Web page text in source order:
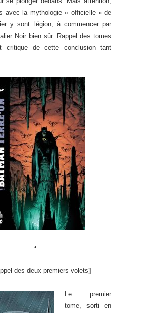
avec la mythologie « officielle » de
y sont légion, à commencer par
Noir bien sûr. Rappel des tomes
critique de cette conclusion tant
•
des deux premiers volets]
Le premier
tome, sorti en